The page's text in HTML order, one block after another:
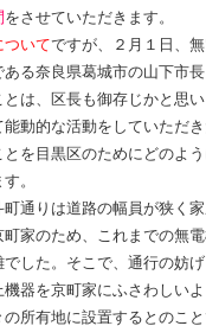
をさせていただきます。
ついてですが、２月１日、
る奈良県葛城市の山下市
は、区長も御存じかと思い
動的な活動をしていただ
を目黒区のためにどのよ
。
通りは道路の幅員が狭く
家のため、これまでの無
した。そこで、通行の妨
器を京町家にふさわしい
所有地に設置するとのこ